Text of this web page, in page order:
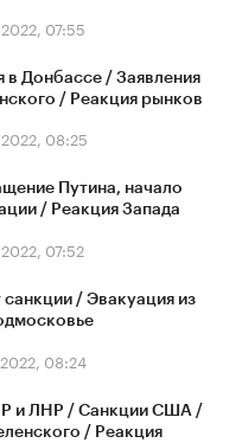
07:55
в Донбассе / Заявления
/ Реакция рынков
08:25
Путина, начало
/ Реакция Запада
07:52
санкции / Эвакуация из
08:24
и ЛНР / Санкции США /
/ Реакция